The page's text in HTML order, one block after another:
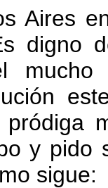
Aires
digno
pródiga
y pido
sigue: